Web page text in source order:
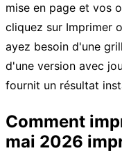
mise en page et vos
cliquez sur Imprimer
ayez besoin d'une
d'une version avec
fournit un résultat
Comment
mai 2026